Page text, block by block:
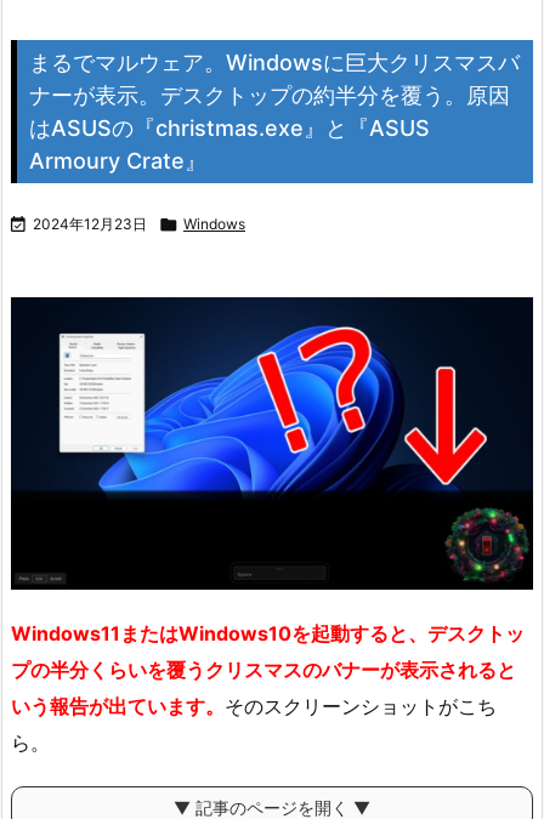
まるでマルウェア。Windowsに巨大クリスマスバ
ナーが表示。デスクトップの約半分を覆う。原因
はASUSの『christmas.exe』と『ASUS
Armoury Crate』
 2024年12月23日  Windows
Windows11またはWindows10を起動すると、デスクトッ
プの半分くらいを覆うクリスマスのバナーが表示されると
いう報告が出ています。 そのスクリーンショットがこち
ら。
▼ 記事のページを開く ▼